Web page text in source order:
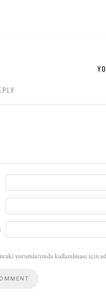
yorumlarımda kullanılması için